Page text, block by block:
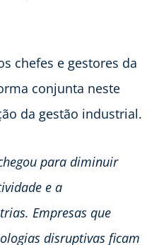
chefes e gestores da
conjunta neste
da gestão industrial.
para diminuir
e a
Empresas que
disruptivas ficam